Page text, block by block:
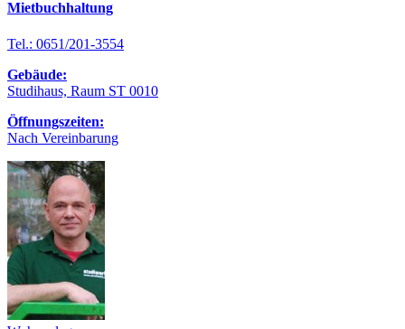
Mietbuchhaltung
Tel.: 0651/201-3554
Gebäude:
Studihaus, Raum ST 0010
Öffnungszeiten:
Nach Vereinbarung